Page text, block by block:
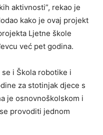
aktivnosti”, rekao je
kako je ovaj projekt
Ljetne škole
već pet godina.
i Škola robotike i
za stotinjak djece s
je osnovnoškolskom i
provoditi jednom